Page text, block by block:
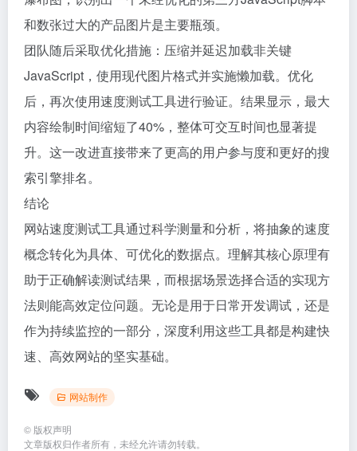
和数张过大的产品图片是主要瓶颈。
团队随后采取优化措施：压缩并延迟加载非关键
JavaScript，使用现代图片格式并实施懒加载。优化
后，再次使用速度测试工具进行验证。结果显示，最大
内容绘制时间缩短了40%，整体可交互时间也显著提
升。这一改进直接带来了更高的用户参与度和更好的搜
索引擎排名。
结论
网站速度测试工具通过科学测量和分析，将抽象的速度
概念转化为具体、可优化的数据点。理解其核心原理有
助于正确解读测试结果，而根据场景选择合适的实现方
法则能高效定位问题。无论是用于日常开发调试，还是
作为持续监控的一部分，深度利用这些工具都是构建快
速、高效网站的坚实基础。
网站制作
© 版权声明
文章版权归作者所有，未经允许请勿转载。